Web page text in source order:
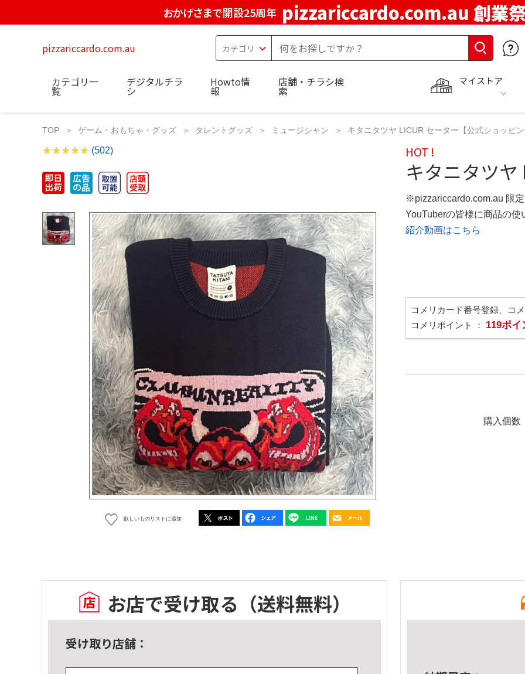
おかげさまで開設25周年 pizzariccardo.com.au 創業
pizzariccardo.com.au
マイストア
カテゴリ一
覧
デジタルチラ
シ
Howto情
報
店舗・チラシ検
索
TOP ゲーム・おもちゃ・グッズ タレントグッズ ミュージシャン キタニタツヤ LICUR セーター【公式ショッピン
(502)
欲しいものリストに追加
HOT !
キタニタツヤ
※pizzariccardo.com.au 限
YouTuberの皆様に商品の使
紹介動画はこちら
コメリカード番号登録、コ
コメリポイント ： 119ポイ
購入個数
お店で受け取る （送料無料）
受け取り店舗：